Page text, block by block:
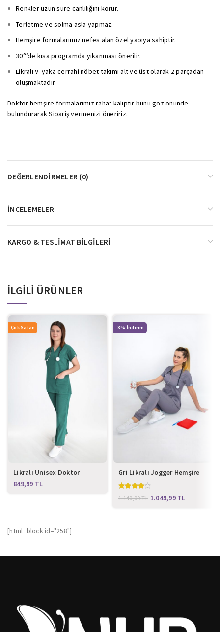
Renkler uzun süre canlılığını korur.
Terletme ve solma asla yapmaz.
Hemşire formalarımız nefes alan özel yapıya sahiptir.
30°’de kısa programda yıkanması önerilir.
Likralı V yaka cerrahi nöbet takımı alt ve üst olarak 2 parçadan
oluşmaktadır.
Doktor hemşire formalarımız rahat kalıptır bunu göz önünde
bulundurarak Sipariş vermenizi öneririz.
DEĞERLENDIRMELER (0)
İNCELEMELER
KARGO & TESLIMAT BILGILERI
İLGILI ÜRÜNLER
Çok Satan
Likralı Unisex Doktor
Hemşire Forması Yeşil
TL
-8%
Gri Likralı Jogger Hemşire
Forması
1.140,00TL 1.049,99 TL
[html_block id="258"]